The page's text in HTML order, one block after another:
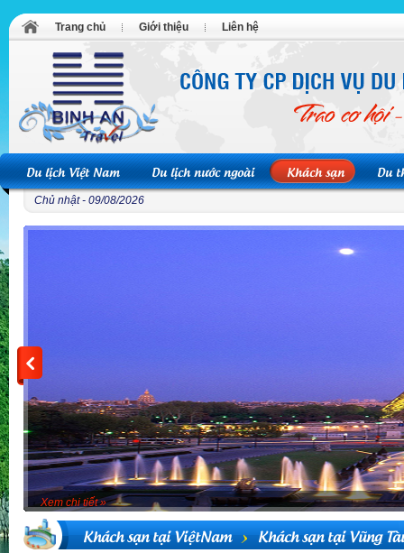
Trang chủ Giới thiệu Liên hệ
Du lịch Việt Nam Du lịch nước ngoài Khách sạn Du
Chủ nhật - 09/08/2026
Xem chi tiết »
Khách sạn tại ViệtNam Khách sạn tại Vũng